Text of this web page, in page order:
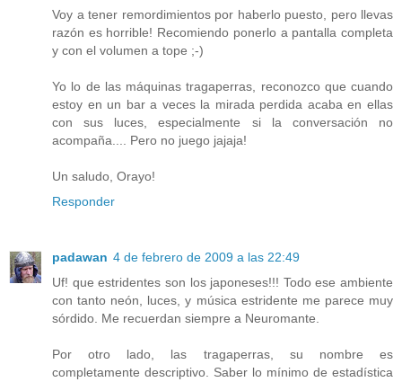
Voy a tener remordimientos por haberlo puesto, pero llevas
razón es horrible! Recomiendo ponerlo a pantalla completa
y con el volumen a tope ;-)
Yo lo de las máquinas tragaperras, reconozco que cuando
estoy en un bar a veces la mirada perdida acaba en ellas
con sus luces, especialmente si la conversación no
acompaña.... Pero no juego jajaja!
Un saludo, Orayo!
Responder
padawan 4 de febrero de 2009 a las 22:49
Uf! que estridentes son los japoneses!!! Todo ese ambiente
con tanto neón, luces, y música estridente me parece muy
sórdido. Me recuerdan siempre a Neuromante.
Por otro lado, las tragaperras, su nombre es
completamente descriptivo. Saber lo mínimo de estadística